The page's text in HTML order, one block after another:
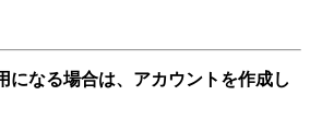
になる場合は、アカウントを作成し